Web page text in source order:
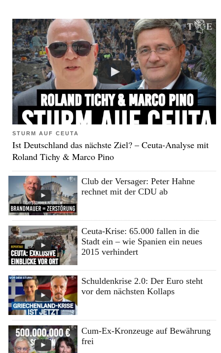
STURM AUF CEUTA
Ist Deutschland das nächste Ziel? – Ceuta-Analyse mit
Roland Tichy & Marco Pino
Club der Versager: Peter Hahne
rechnet mit der CDU ab
Ceuta-Krise: 65.000 fallen in die
Stadt ein – wie Spanien ein neues
2015 verhindert
Schuldenkrise 2.0: Der Euro steht
vor dem nächsten Kollaps
Cum-Ex-Kronzeuge auf Bewährung
frei